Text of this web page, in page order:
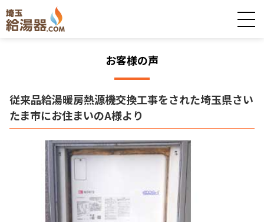
お客様の声
従来品給湯暖房熱源機交換工事をされた埼玉県さい
たま市にお住まいのA様より